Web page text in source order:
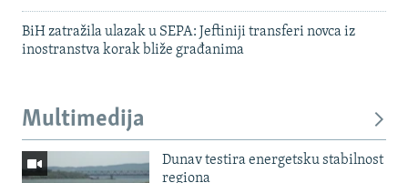
BiH zatražila ulazak u SEPA: Jeftiniji transferi novca iz
inostranstva korak bliže građanima
Multimedija
Dunav testira energetsku stabilnost
regiona